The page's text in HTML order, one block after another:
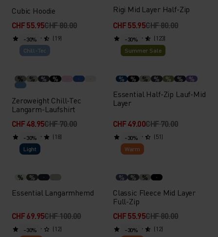
Cubic Hoodie
CHF 55.95CHF 80.00
(19)
Rigi Mid Layer Half-Zip
CHF 55.95CHF 80.00
(123)
-30%
Chill-Tec
% % % %
Zeroweight Chill-Tec
Langarm-Laufshirt
CHF 48.95CHF 70.00
(18)
-30%
Summer Sale
% % % % % % %
Essential Half-Zip Lauf-Mid
Layer
CHF 49.00CHF 70.00
(51)
-30%
Light
% %
Essential Langarmhemd
CHF 69.95CHF 100.00
(12)
-30%
Warm
% % %
Classic Fleece Mid Layer
Full-Zip
CHF 55.95CHF 80.00
(12)
-30%
-30%